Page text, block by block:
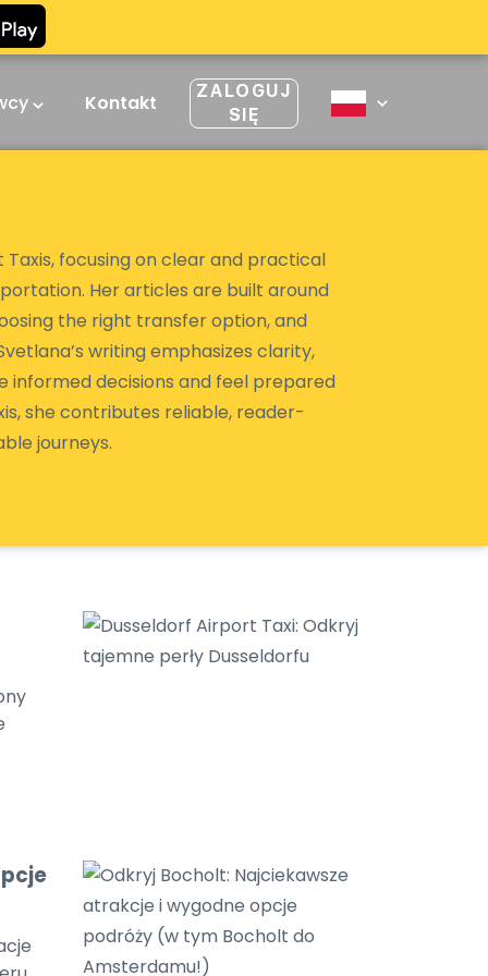
Kontakt
ZALOGUJ
SIĘ
focusing on clear and practical
Her articles are built around
the right transfer option, and
writing emphasizes clarity,
informed decisions and feel prepared
she contributes reliable, reader-
journeys.